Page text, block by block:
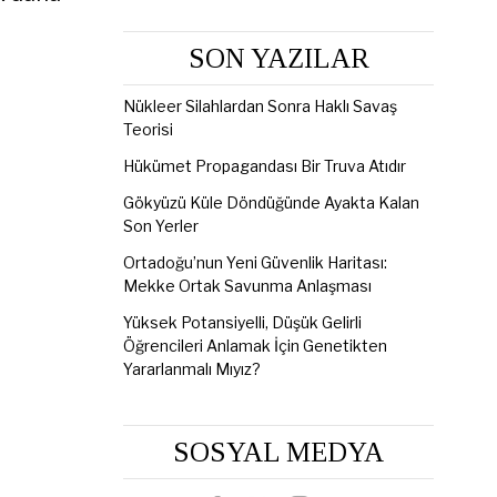
SON YAZILAR
Nükleer Silahlardan Sonra Haklı Savaş
Teorisi
Hükümet Propagandası Bir Truva Atıdır
Gökyüzü Küle Döndüğünde Ayakta Kalan
Son Yerler
Ortadoğu’nun Yeni Güvenlik Haritası:
Mekke Ortak Savunma Anlaşması
Yüksek Potansiyelli, Düşük Gelirli
Öğrencileri Anlamak İçin Genetikten
Yararlanmalı Mıyız?
SOSYAL MEDYA